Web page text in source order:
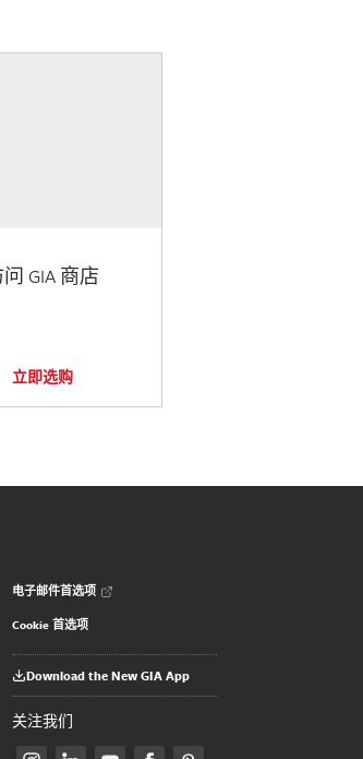
GIA 商店
立即选购
电子邮件首选项
Cookie 首选项
Download the New GIA App
关注我们